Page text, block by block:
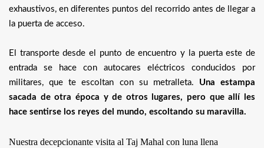
exhaustivos, en diferentes puntos del recorrido antes de llegar a
la puerta de acceso.
El transporte desde el punto de encuentro y la puerta este de
entrada se hace con autocares eléctricos conducidos por
militares, que te escoltan con su metralleta. Una estampa
sacada de otra época y de otros lugares, pero que allí les
hace sentirse los reyes del mundo, escoltando su maravilla.
Nuestra decepcionante visita al Taj Mahal con luna llena